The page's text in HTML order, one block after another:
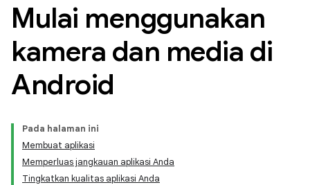
Mulai menggunakan
kamera dan media di
Android
Pada halaman ini
Membuat aplikasi
Memperluas jangkauan aplikasi Anda
Tingkatkan kualitas aplikasi Anda